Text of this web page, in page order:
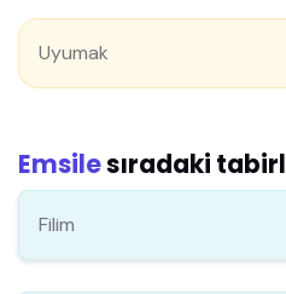
Uyumak
Emsilesıradaki
Filim